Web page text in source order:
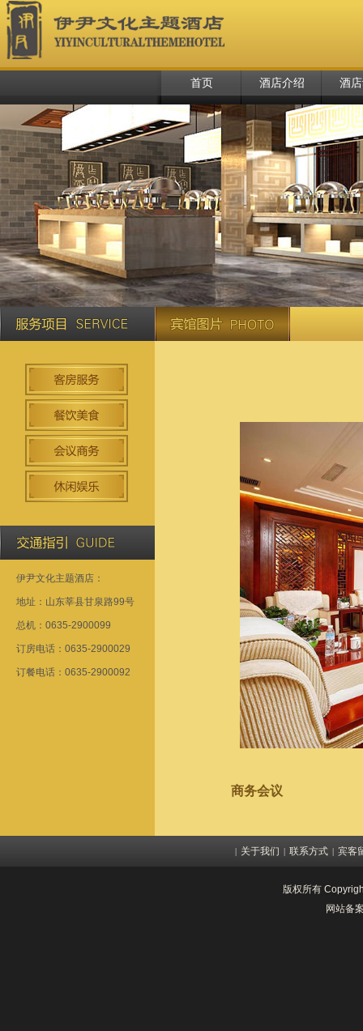
首页 酒店介绍 酒
伊尹文化主题酒店：
地址：山东莘县甘泉路99号
总机：0635-2900099
订房电话：0635-2900029
订餐电话：0635-2900092
商务会议
| 关于我们 | 联系方式 | 宾客
版权所有
网站备